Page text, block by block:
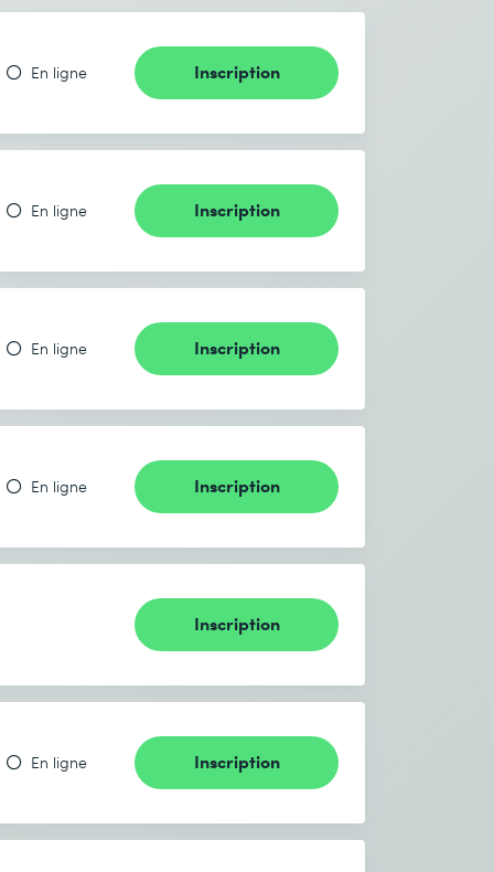
En ligne Inscription
En ligne Inscription
En ligne Inscription
En ligne Inscription
Inscription
En ligne Inscription